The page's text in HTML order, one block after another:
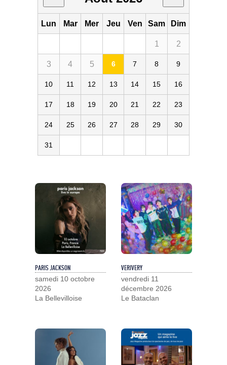
Lun Mar Mer Jeu Ven Sam Dim
1 2
3 4 5 6 7 8 9
10 11 12 13 14 15 16
17 18 19 20 21 22 23
24 25 26 27 28 29 30
31
PARIS JACKSON
samedi 10 octobre
2026
La Bellevilloise
VERIVERY
vendredi 11
décembre 2026
Le Bataclan